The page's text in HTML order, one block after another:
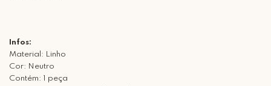
Infos:
Material: Linho
Cor: Neutro
Contém: 1 peça